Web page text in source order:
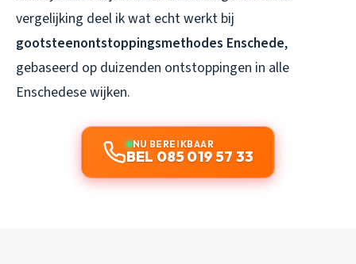
vergelijking deel ik wat echt werkt bij
gootsteenontstoppingsmethodes Enschede,
gebaseerd op duizenden ontstoppingen in alle
Enschedese wijken.
NU BEREIKBAAR
BEL 085 019 57 33